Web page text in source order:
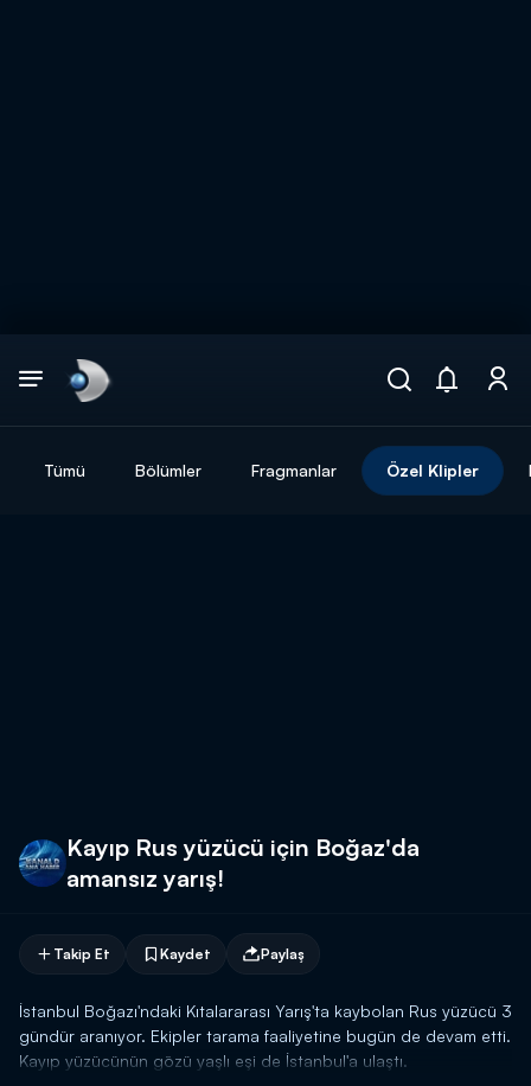
Tümü Bölümler Fragmanlar Özel Klipler
Kayıp Rus yüzücü için Boğaz'da
amansız yarış!
Takip Et Kaydet Paylaş
İstanbul Boğazı'ndaki Kıtalararası Yarış'ta kaybolan Rus yüzücü 3
gündür aranıyor. Ekipler tarama faaliyetine bugün de devam etti.
Kayıp yüzücünün gözü yaşlı eşi de İstanbul'a ulaştı.